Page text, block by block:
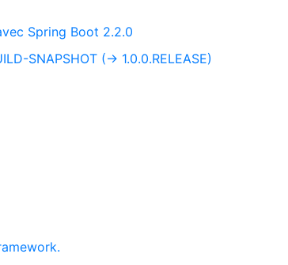
Spring Boot 2.2.0
SNAPSHOT (-> 1.0.0.RELEASE)